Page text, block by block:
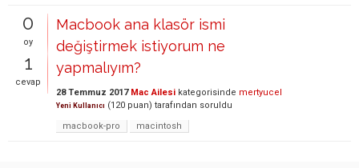
0
oy
1
cevap
Macbook ana klasör ismi
değiştirmek istiyorum ne
yapmalıyım?
28 Temmuz 2017 Mac Ailesi kategorisinde mertyucel
Yeni Kullanıcı (120 puan) tarafından soruldu
macbook-pro
macintosh